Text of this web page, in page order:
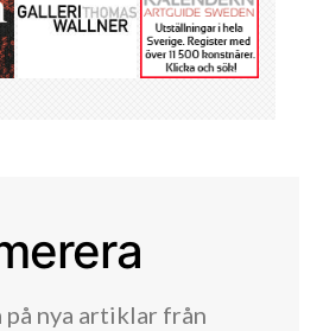
på nya artiklar från